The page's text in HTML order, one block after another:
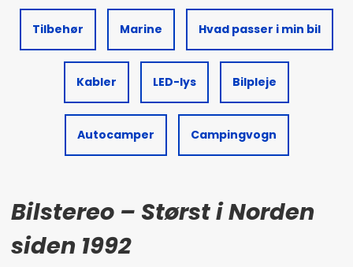
Tilbehør Marine Hvad passer i min bil
Kabler LED-lys Bilpleje
Autocamper Campingvogn
Bilstereo – Størst i Norden
siden 1992